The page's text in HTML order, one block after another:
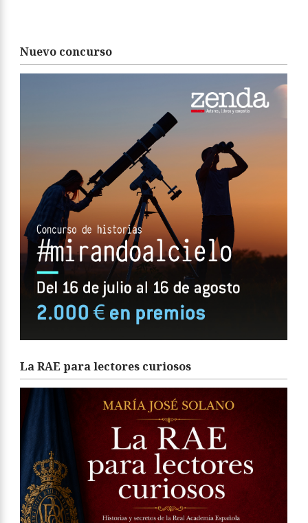
Nuevo concurso
La RAE para lectores curiosos